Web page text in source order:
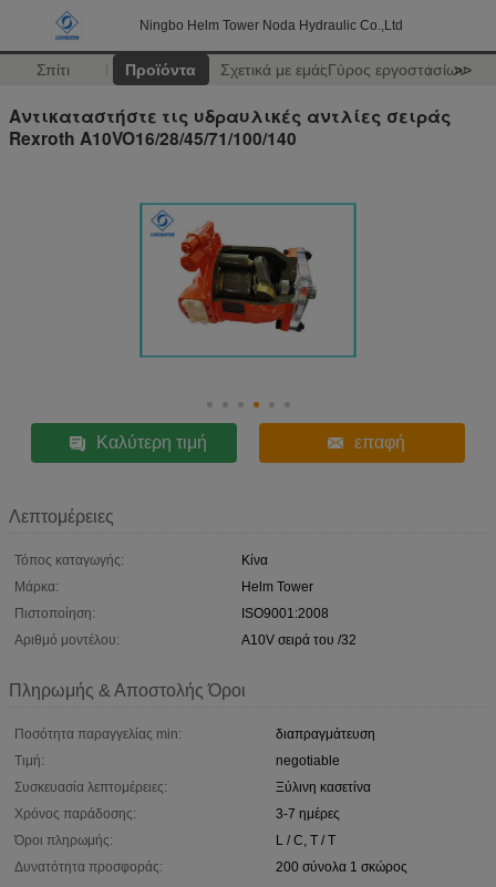
Ningbo Helm Tower Noda Hydraulic Co.,Ltd
Σπίτι Προϊόντα Σχετικά με εμάςΓύρος εργοστασίων
>>
Αντικαταστήστε τις υδραυλικές αντλίες σειράς
Rexroth A10VO16/28/45/71/100/140
Καλύτερη τιμή επαφή
Λεπτομέρειες
Τόπος καταγωγής:
Κίνα
Μάρκα:
Helm Tower
Πιστοποίηση:
ISO9001:2008
Αριθμό μοντέλου:
A10V σειρά του /32
Πληρωμής & Αποστολής Όροι
Ποσότητα παραγγελίας min:
διαπραγμάτευση
Τιμή:
negotiable
Συσκευασία λεπτομέρειες:
Ξύλινη κασετίνα
Χρόνος παράδοσης:
3-7 ημέρες
Όροι πληρωμής:
L / C, T / T
Δυνατότητα προσφοράς:
200 σύνολα 1 σκώρος